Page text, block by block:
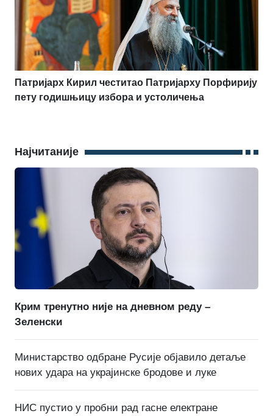
Патријарх Кирил честитао Патријарху Порфирију
пету годишњицу избора и устоличења
Најчитаније
Крим тренутно није на дневном реду –
Зеленски
Министарство одбране Русије објавило детаље
нових удара на украјинске бродове и луке
НИС пустио у пробни рад гасне електране